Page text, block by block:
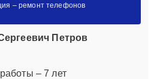
– ремонт телефонов
Петров
– 7 лет